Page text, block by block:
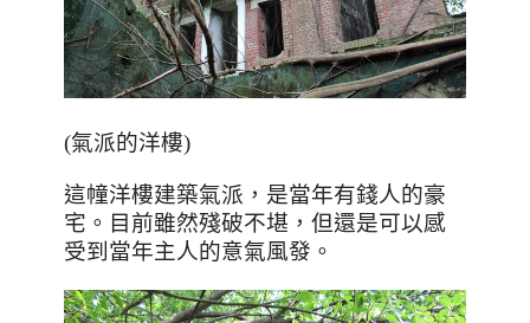
(氣派的洋樓)
這幢洋樓建築氣派，是當年有錢人的豪
宅。目前雖然殘破不堪，但還是可以感
受到當年主人的意氣風發。